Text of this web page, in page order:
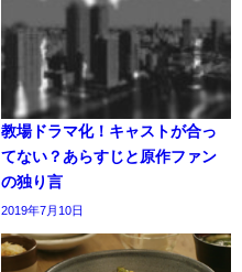
教場ドラマ化！キャストが合っ
てない？あらすじと原作ファン
の独り言
2019年7月10日